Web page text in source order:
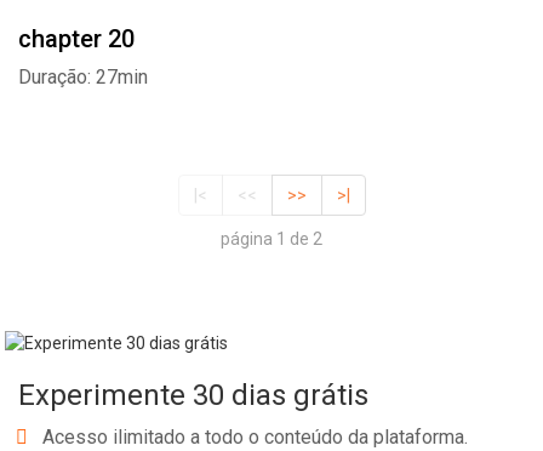
chapter 20
Duração: 27min
|< << >> >|
página 1 de 2
Experimente 30 dias grátis
Acesso ilimitado a todo o conteúdo da plataforma.